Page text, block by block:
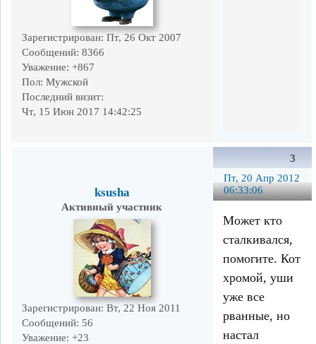
Зарегистрирован: Пт, 26 Окт 2007
Сообщений: 8366
Уважение: +867
Пол: Мужской
Последний визит:
Чт, 15 Июн 2017 14:42:25
3
Пт, 20 Апр 2012
06:33:06
ksusha
Активный участник
Зарегистрирован: Вт, 22 Ноя 2011
Сообщений: 56
Уважение: +23
Может кто
сталкивался,
помогите. Кот
хромой, уши
уже все
рванные, но
настал